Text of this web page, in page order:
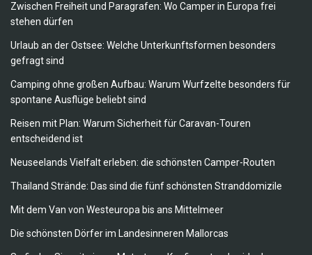
Zwischen Freiheit und Paragrafen: Wo Camper in Europa frei
stehen dürfen
Urlaub an der Ostsee: Welche Unterkunftsformen besonders
gefragt sind
Camping ohne großen Aufbau: Warum Wurfzelte besonders für
spontane Ausflüge beliebt sind
Reisen mit Plan: Warum Sicherheit für Caravan-Touren
entscheidend ist
Neuseelands Vielfalt erleben: die schönsten Camper-Routen
Thailand Strände: Das sind die fünf schönsten Stranddomizile
Mit dem Van von Westeuropa bis ans Mittelmeer
Die schönsten Dörfer im Landesinneren Mallorcas